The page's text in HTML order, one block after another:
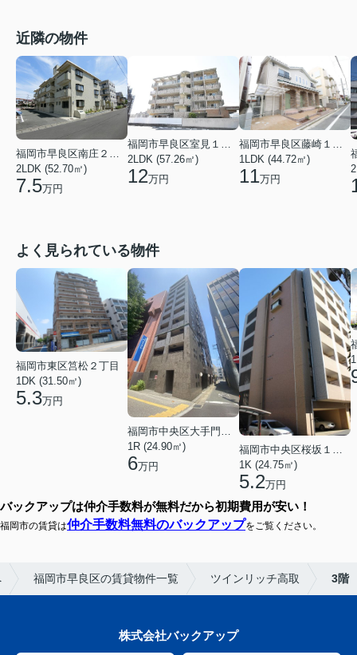
近隣の物件
2LDK (52.70㎡)
7.5万円
福岡市早良区室見１丁目
2LDK (57.26㎡)
12万円
福岡市早良区藤崎１丁目
1LDK (44.72㎡)
11万円
よく見られている物件
福岡市東区筥松２丁目
1DK (31.50㎡)
5.3万円
1R (24.90㎡)
6万円
1K (24.75㎡)
5.2万円
バックアップは仲介手数料が無料だから初期費用が安い！
福岡市の賃貸は仲介手数料無料のバックアップをご覧ください。
福岡市早良区の賃貸物件一覧 ツインリッチ高取 3階
株式会社バックアップ